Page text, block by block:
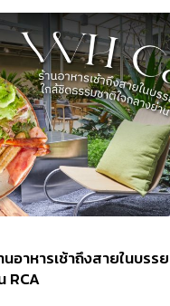
นอาหารเช้าถึงสายในบรร
RCA